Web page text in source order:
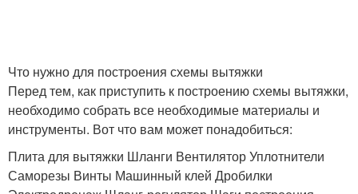
Что нужно для построения схемы вытяжки
Перед тем, как приступить к построению схемы вытяжки,
необходимо собрать все необходимые материалы и
инструменты. Вот что вам может понадобиться:
Плита для вытяжки Шланги Вентилятор Уплотнители
Саморезы Винты Машинный клей Дробилки